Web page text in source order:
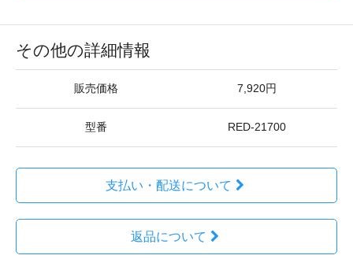
その他の詳細情報
販売価格 7,920円
型番 RED-21700
支払い・配送について
返品について